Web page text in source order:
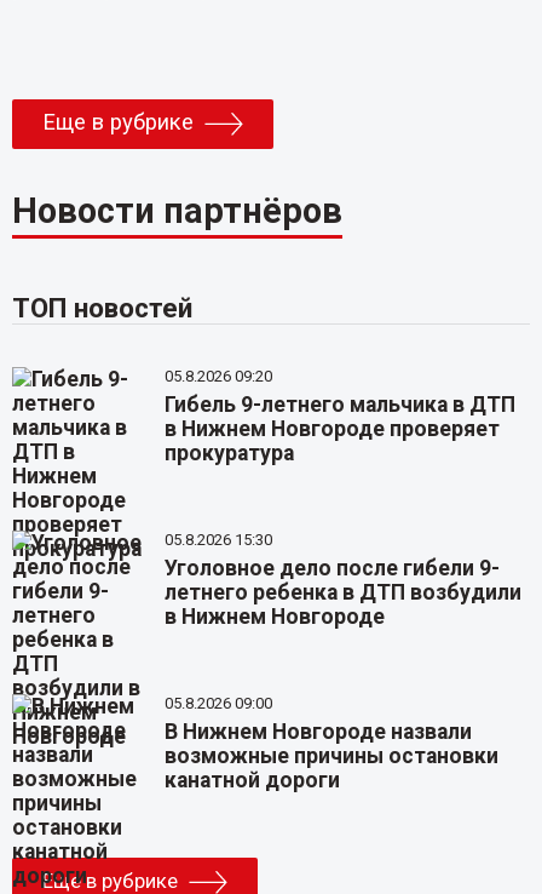
Еще в рубрике
Новости партнёров
ТОП новостей
05.8.2026 09:20
Гибель 9-летнего мальчика в ДТП
в Нижнем Новгороде проверяет
прокуратура
05.8.2026 15:30
Уголовное дело после гибели 9-
летнего ребенка в ДТП возбудили
в Нижнем Новгороде
05.8.2026 09:00
В Нижнем Новгороде назвали
возможные причины остановки
канатной дороги
Еще в рубрике